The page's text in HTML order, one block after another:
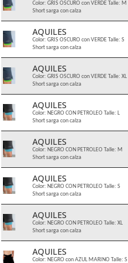
Color: GRIS OSCURO con VERDE Talle: M
Short sarga con calza
AQUILES
Color: GRIS OSCURO con VERDE Talle: S
Short sarga con calza
AQUILES
Color: GRIS OSCURO con VERDE Talle: XL
Short sarga con calza
AQUILES
Color: NEGRO CON PETROLEO Talle: L
Short sarga con calza
AQUILES
Color: NEGRO CON PETROLEO Talle: M
Short sarga con calza
AQUILES
Color: NEGRO CON PETROLEO Talle: S
Short sarga con calza
AQUILES
Color: NEGRO CON PETROLEO Talle: XL
Short sarga con calza
AQUILES
Color: NEGRO con AZUL MARINO Talle: S